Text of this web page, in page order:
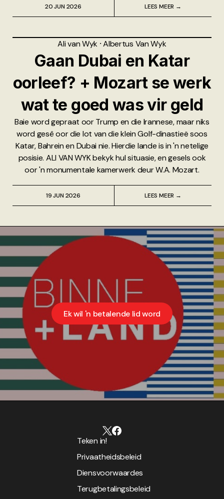
20 JUN 2026 LEES MEER →
Ali van Wyk ⸱Albertus Van Wyk
Gaan Dubai en Katar
oorleef? + Mozart se werk
wat te goed was vir geld
Baie word gepraat oor Trump en die Irannese, maar niks
word gesê oor die lot van die klein Golf-dinastieë soos
Katar, Bahrein en Dubai nie. Hierdie lande is in 'n netelige
posisie. ALI VAN WYK bekyk hul situasie, en gesels ook
oor 'n monumentale kamerwerk deur W.A. Mozart.
19 JUN 2026 LEES MEER →
Ek wil 'n betalende lid word
Teken in!
Privaatheidsbeleid
Diensvoorwaardes
Terugbetalingsbeleid